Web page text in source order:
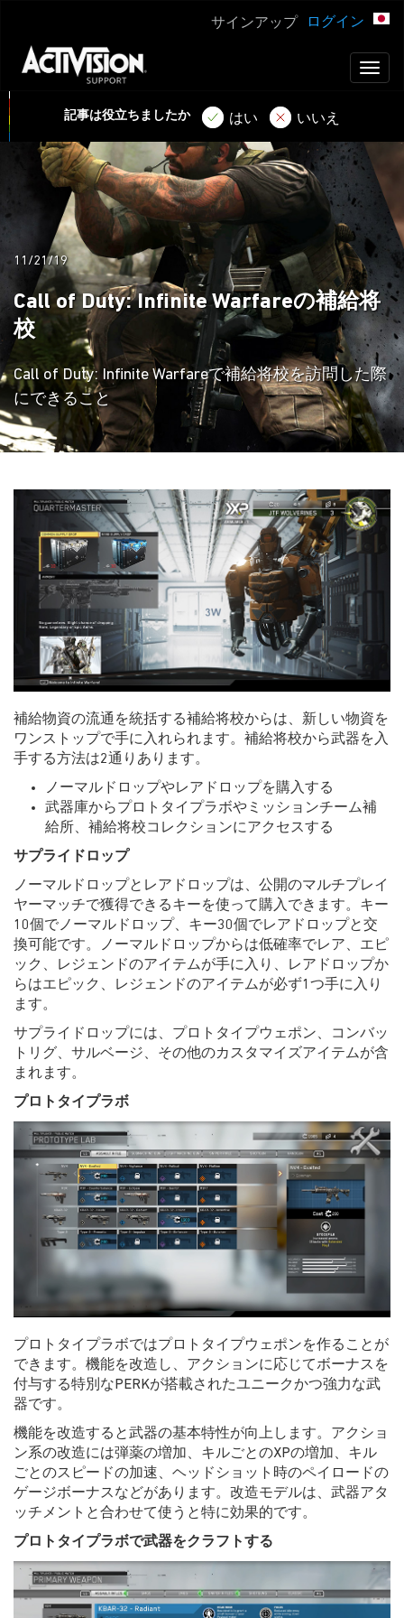
ログイン
サインアップ
記事は役立ちましたか はい いいえ
11/21/19
Call of Duty: Infinite Warfareの補給将
校
Call of Duty: Infinite Warfareで補給将校を訪問した際
にできること
補給物資の流通を統括する補給将校からは、新しい物資を
ワンストップで手に入れられます。補給将校から武器を入
手する方法は2通りあります。
ノーマルドロップやレアドロップを購入する
武器庫からプロトタイプラボやミッションチーム補
給所、補給将校コレクションにアクセスする
サプライドロップ
ノーマルドロップとレアドロップは、公開のマルチプレイ
ヤーマッチで獲得できるキーを使って購入できます。キー
10個でノーマルドロップ、キー30個でレアドロップと交
換可能です。ノーマルドロップからは低確率でレア、エピ
ック、レジェンドのアイテムが手に入り、レアドロップか
らはエピック、レジェンドのアイテムが必ず1つ手に入り
ます。
サプライドロップには、プロトタイプウェポン、コンバッ
トリグ、サルベージ、その他のカスタマイズアイテムが含
まれます。
プロトタイプラボ
プロトタイプラボではプロトタイプウェポンを作ることが
できます。機能を改造し、アクションに応じてボーナスを
付与する特別なPERKが搭載されたユニークかつ強力な武
器です。
機能を改造すると武器の基本特性が向上します。アクショ
ン系の改造には弾薬の増加、キルごとのXPの増加、キル
ごとのスピードの加速、ヘッドショット時のペイロードの
ゲージボーナスなどがあります。改造モデルは、武器アタ
ッチメントと合わせて使うと特に効果的です。
プロトタイプラボで武器をクラフトする